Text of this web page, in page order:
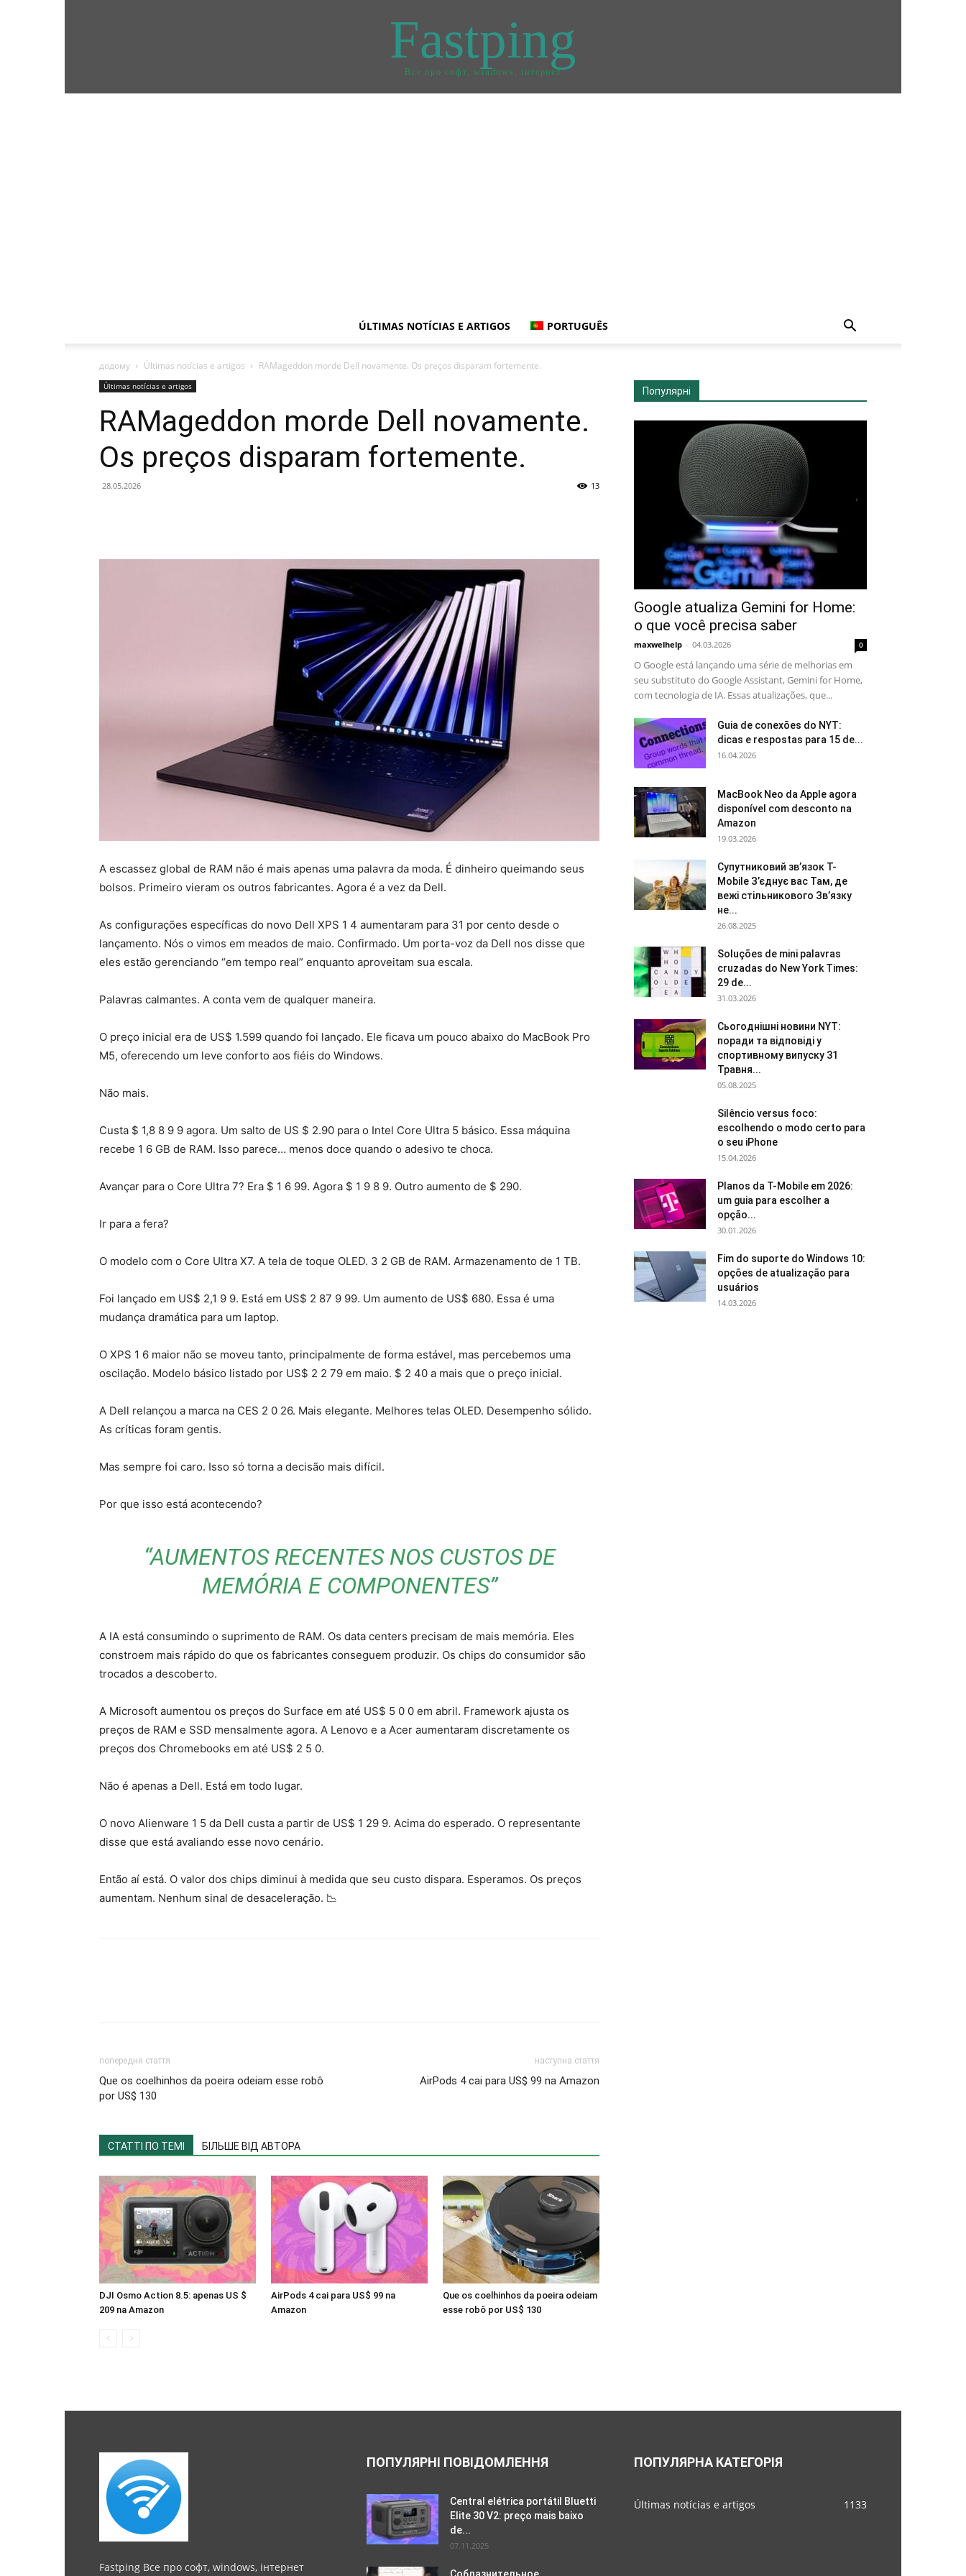
Fastping
Все про софт, windows, інтернет
ÚLTIMAS NOTÍCIAS E ARTIGOS PORTUGUÊS
додому Últimas notícias e artigos RAMageddon morde Dell novamente. Os preços disparam fortemente.
Últimas notícias e artigos
RAMageddon morde Dell novamente.
Os preços disparam fortemente.
28.05.2026 13
A escassez global de RAM não é mais apenas uma palavra da moda. É dinheiro queimando seus
bolsos. Primeiro vieram os outros fabricantes. Agora é a vez da Dell.
As configurações específicas do novo Dell XPS 1 4 aumentaram para 31 por cento desde o
lançamento. Nós o vimos em meados de maio. Confirmado. Um porta-voz da Dell nos disse que
eles estão gerenciando “em tempo real” enquanto aproveitam sua escala.
Palavras calmantes. A conta vem de qualquer maneira.
O preço inicial era de US$ 1.599 quando foi lançado. Ele ficava um pouco abaixo do MacBook Pro
M5, oferecendo um leve conforto aos fiéis do Windows.
Não mais.
Custa $ 1,8 8 9 9 agora. Um salto de US $ 2.90 para o Intel Core Ultra 5 básico. Essa máquina
recebe 1 6 GB de RAM. Isso parece… menos doce quando o adesivo te choca.
Avançar para o Core Ultra 7? Era $ 1 6 99. Agora $ 1 9 8 9. Outro aumento de $ 290.
Ir para a fera?
O modelo com o Core Ultra X7. A tela de toque OLED. 3 2 GB de RAM. Armazenamento de 1 TB.
Foi lançado em US$ 2,1 9 9. Está em US$ 2 87 9 99. Um aumento de US$ 680. Essa é uma
mudança dramática para um laptop.
O XPS 1 6 maior não se moveu tanto, principalmente de forma estável, mas percebemos uma
oscilação. Modelo básico listado por US$ 2 2 79 em maio. $ 2 40 a mais que o preço inicial.
A Dell relançou a marca na CES 2 0 26. Mais elegante. Melhores telas OLED. Desempenho sólido.
As críticas foram gentis.
Mas sempre foi caro. Isso só torna a decisão mais difícil.
Por que isso está acontecendo?
“AUMENTOS RECENTES NOS CUSTOS DE
MEMÓRIA E COMPONENTES”
A IA está consumindo o suprimento de RAM. Os data centers precisam de mais memória. Eles
constroem mais rápido do que os fabricantes conseguem produzir. Os chips do consumidor são
trocados a descoberto.
A Microsoft aumentou os preços do Surface em até US$ 5 0 0 em abril. Framework ajusta os
preços de RAM e SSD mensalmente agora. A Lenovo e a Acer aumentaram discretamente os
preços dos Chromebooks em até US$ 2 5 0.
Não é apenas a Dell. Está em todo lugar.
O novo Alienware 1 5 da Dell custa a partir de US$ 1 29 9. Acima do esperado. O representante
disse que está avaliando esse novo cenário.
Então aí está. O valor dos chips diminui à medida que seu custo dispara. Esperamos. Os preços
aumentam. Nenhum sinal de desaceleração. 📉
попередня стаття
Que os coelhinhos da poeira odeiam esse robô
por US$ 130
наступна стаття
AirPods 4 cai para US$ 99 na Amazon
СТАТТІ ПО ТЕМІ БІЛЬШЕ ВІД АВТОРА
DJI Osmo Action 8.5: apenas US $
209 na Amazon
AirPods 4 cai para US$ 99 na
Amazon
Que os coelhinhos da poeira odeiam
esse robô por US$ 130
Популярні
Google atualiza Gemini for Home:
o que você precisa saber
maxwelhelp - 04.03.2026 0
O Google está lançando uma série de melhorias em
seu substituto do Google Assistant, Gemini for Home,
com tecnologia de IA. Essas atualizações, que...
Guia de conexões do NYT:
dicas e respostas para 15 de...
16.04.2026
MacBook Neo da Apple agora
disponível com desconto na
Amazon
19.03.2026
Супутниковий зв’язок T-
Mobile З’єднує вас Там, де
вежі стільникового Зв’язку
не...
26.08.2025
Soluções de mini palavras
cruzadas do New York Times:
29 de...
31.03.2026
Сьогоднішні новини NYT:
поради та відповіді у
спортивному випуску 31
Травня...
05.08.2025
Silêncio versus foco:
escolhendo o modo certo para
o seu iPhone
15.04.2026
Planos da T-Mobile em 2026:
um guia para escolher a
opção...
30.01.2026
Fim do suporte do Windows 10:
opções de atualização para
usuários
14.03.2026
Fastping Все про софт, windows, інтернет
ПОПУЛЯРНІ ПОВІДОМЛЕННЯ
Central elétrica portátil Bluetti
Elite 30 V2: preço mais baixo
de...
07.11.2025
ПОПУЛЯРНА КАТЕГОРІЯ
Últimas notícias e artigos 1133